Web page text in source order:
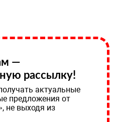
—
рассылку!
актуальные
предложения от
не выходя из